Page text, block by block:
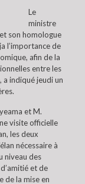
Le
ministre
son homologue
l’importance de
afin de la
entre les
indiqué jeudi un
et M.
visite officielle
les deux
nécessaire à
niveau des
et de
de la mise en